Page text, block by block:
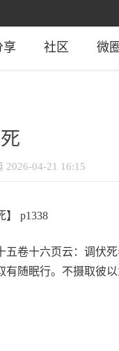
享 社区 微圈
2026-04-21 16:15
】 p1338
五卷十六页云：调伏
有随眠行。不摄取彼